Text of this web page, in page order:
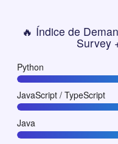
🔥 Índice de
Survey
Python
JavaScript / TypeScript
Java